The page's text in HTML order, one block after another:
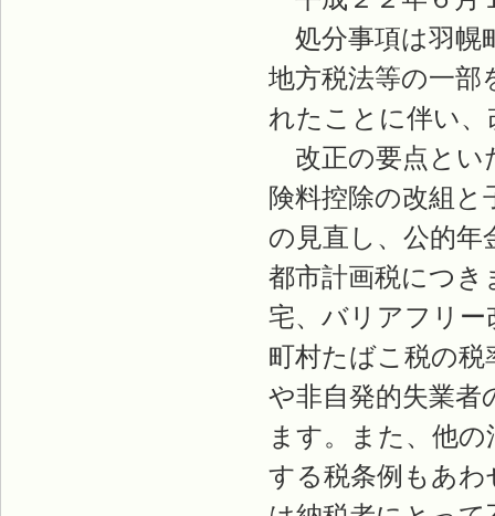
処分事項は羽幌
地方税法等の一部
れたことに伴い
改正の要点とい
険料控除の改組
の見直し、公的年
都市計画税につき
宅、バリアフリー
町村たばこ税の税
や非自発的失業者
ます。また、他
する税条例もあ